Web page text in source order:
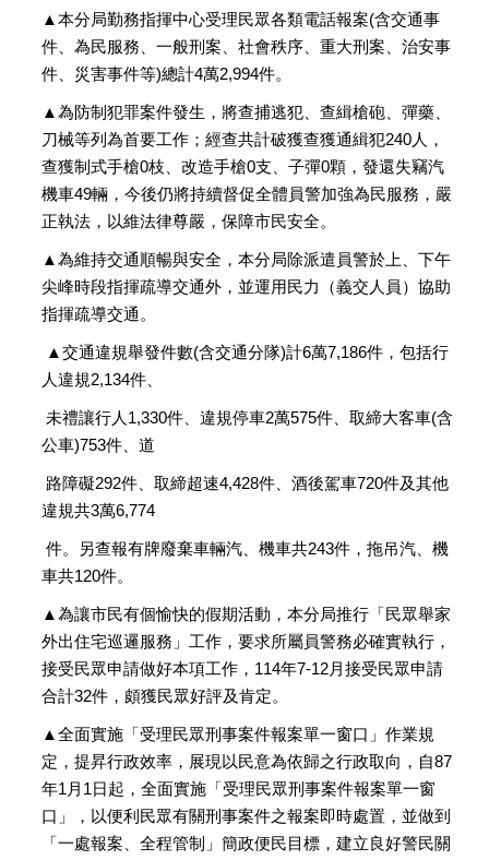
▲本分局勤務指揮中心受理民眾各類電話報案(含交通事
件、為民服務、一般刑案、社會秩序、重大刑案、治安事
件、災害事件等)總計4萬2,994件。
▲為防制犯罪案件發生，將查捕逃犯、查緝槍砲、彈藥、
刀械等列為首要工作；經查共計破獲查獲通緝犯240人，
查獲制式手槍0枝、改造手槍0支、子彈0顆，發還失竊汽
機車49輛，今後仍將持續督促全體員警加強為民服務，嚴
正執法，以維法律尊嚴，保障市民安全。
▲為維持交通順暢與安全，本分局除派遣員警於上、下午
尖峰時段指揮疏導交通外，並運用民力（義交人員）協助
指揮疏導交通。
▲交通違規舉發件數(含交通分隊)計6萬7,186件，包括行
人違規2,134件、
未禮讓行人1,330件、違規停車2萬575件、取締大客車(含
公車)753件、道
路障礙292件、取締超速4,428件、酒後駕車720件及其他
違規共3萬6,774
件。另查報有牌廢棄車輛汽、機車共243件，拖吊汽、機
車共120件。
▲為讓市民有個愉快的假期活動，本分局推行「民眾舉家
外出住宅巡邏服務」工作，要求所屬員警務必確實執行，
接受民眾申請做好本項工作，114年7-12月接受民眾申請
合計32件，頗獲民眾好評及肯定。
▲全面實施「受理民眾刑事案件報案單一窗口」作業規
定，提昇行政效率，展現以民意為依歸之行政取向，自87
年1月1日起，全面實施「受理民眾刑事案件報案單一窗
口」，以便利民眾有關刑事案件之報案即時處置，並做到
「一處報案、全程管制」簡政便民目標，建立良好警民關